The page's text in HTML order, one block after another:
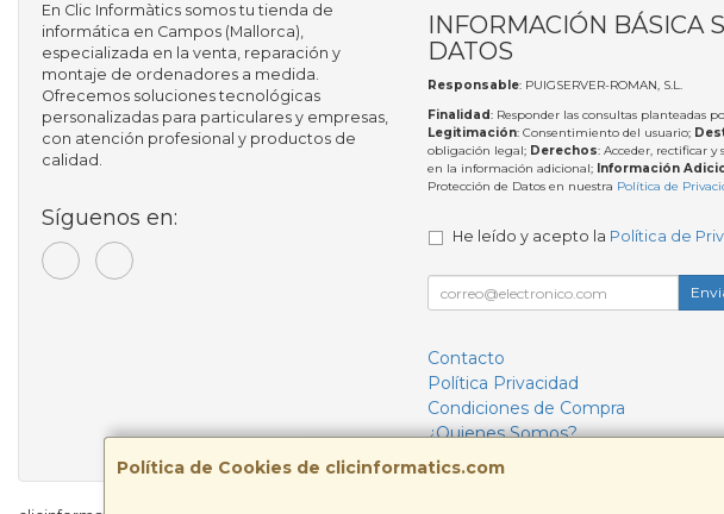
Política de Cookies de clicinformatics.com
En Clic Informàtics somos tu tienda de
informática en Campos (Mallorca),
especializada en la venta, reparación y
montaje de ordenadores a medida.
Ofrecemos soluciones tecnológicas
personalizadas para particulares y empresas,
con atención profesional y productos de
calidad.
Síguenos en:
INFORMACIÓN BÁSICA
DATOS
Responsable: PUIGSERVER-ROMAN, S.L.
Finalidad: Responder las consultas planteadas
Legitimación: Consentimiento del usuario;
obligación legal; Derechos: Acceder, rectificar y
en la información adicional; Información
Protección de Datos en nuestra Política de
He leído y acepto la Política de
Contacto
Política Privacidad
Condiciones de Compra
¿Quienes Somos?